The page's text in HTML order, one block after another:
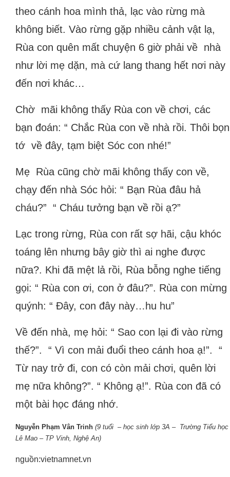
theo cánh hoa mình thả, lạc vào rừng mà
không biết. Vào rừng gặp nhiều cảnh vật lạ,
Rùa con quên mất chuyện 6 giờ phải về nhà
như lời mẹ dặn, mà cứ lang thang hết nơi này
đến nơi khác…
Chờ mãi không thấy Rùa con về chơi, các
bạn đoán: “ Chắc Rùa con về nhà rồi. Thôi bọn
tớ về đây, tạm biệt Sóc con nhé!”
Mẹ Rùa cũng chờ mãi không thấy con về,
chạy đến nhà Sóc hỏi: “ Bạn Rùa đâu hả
cháu?” “ Cháu tưởng bạn về rồi ạ?”
Lạc trong rừng, Rùa con rất sợ hãi, cậu khóc
toáng lên nhưng bây giờ thì ai nghe được
nữa?. Khi đã mệt lả rồi, Rùa bỗng nghe tiếng
gọi: “ Rùa con ơi, con ở đâu?”. Rùa con mừng
quýnh: “ Đây, con đây này…hu hu”
Về đến nhà, mẹ hỏi: “ Sao con lại đi vào rừng
thế?”. “ Vì con mải đuổi theo cánh hoa ạ!”. “
Từ nay trở đi, con có còn mải chơi, quên lời
mẹ nữa không?”. “ Không ạ!”. Rùa con đã có
một bài học đáng nhớ.
Nguyễn Phạm Vân Trinh (9 tuổi – học sinh lớp 3A – Trường Tiểu học
Lê Mao – TP Vinh, Nghệ An)
nguồn:vietnamnet.vn